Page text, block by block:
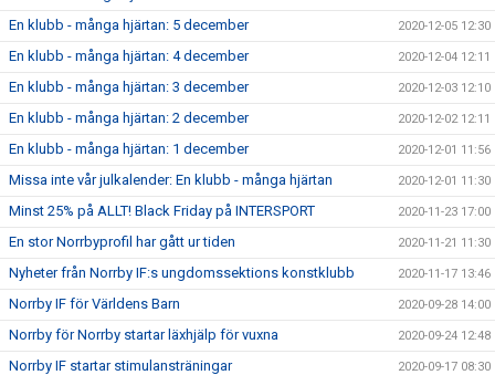
En klubb - många hjärtan: 5 december 2020-12-05 12:30
En klubb - många hjärtan: 4 december 2020-12-04 12:11
En klubb - många hjärtan: 3 december 2020-12-03 12:10
En klubb - många hjärtan: 2 december 2020-12-02 12:11
En klubb - många hjärtan: 1 december 2020-12-01 11:56
Missa inte vår julkalender: En klubb - många hjärtan 2020-12-01 11:30
Minst 25% på ALLT! Black Friday på INTERSPORT 2020-11-23 17:00
En stor Norrbyprofil har gått ur tiden 2020-11-21 11:30
Nyheter från Norrby IF:s ungdomssektions konstklubb 2020-11-17 13:46
Norrby IF för Världens Barn 2020-09-28 14:00
Norrby för Norrby startar läxhjälp för vuxna 2020-09-24 12:48
Norrby IF startar stimulansträningar 2020-09-17 08:30